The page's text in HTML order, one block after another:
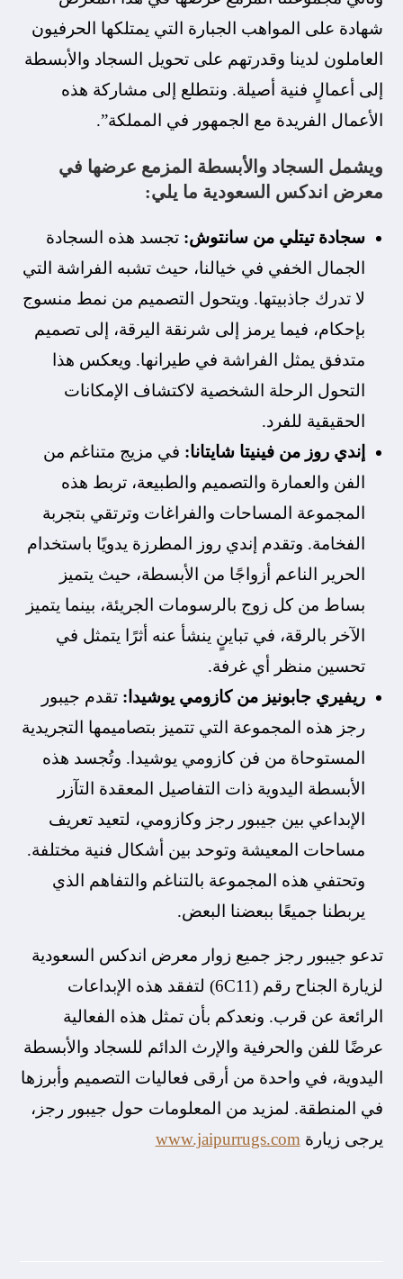
شهادة على المواهب الجبارة التي يمتلكها الحرفيون
العاملون لدينا وقدرتهم على تحويل السجاد والأبسطة
إلى أعمالٍ فنية أصيلة. ونتطلع إلى مشاركة هذه
الأعمال الفريدة مع الجمهور في المملكة”.
ويشمل السجاد والأبسطة المزمع عرضها في
معرض اندكس السعودية ما يلي:
سجادة تيتلي من سانتوش:تجسد هذه السجادة
الجمال الخفي في خيالنا، حيث تشبه الفراشة التي
لا تدرك جاذبيتها. ويتحول التصميم من نمط منسوج
بإحكام، فيما يرمز إلى شرنقة اليرقة، إلى تصميم
متدفق يمثل الفراشة في طيرانها. ويعكس هذا
التحول الرحلة الشخصية لاكتشاف الإمكانات
الحقيقية للفرد.
إندي روز من فينيتا شايتانا: في مزيج متناغم من
الفن والعمارة والتصميم والطبيعة، تربط هذه
المجموعة المساحات والفراغات وترتقي بتجربة
الفخامة. وتقدم إندي روز المطرزة يدويًا باستخدام
الحرير الناعم أزواجًا من الأبسطة، حيث يتميز
بساط من كل زوج بالرسومات الجريئة، بينما يتميز
الآخر بالرقة، في تباينٍ ينشأ عنه أثرًا يتمثل في
تحسين منظر أي غرفة.
ريفيري جابونيز من كازومي يوشيدا: تقدم جيبور
رجز هذه المجموعة التي تتميز بتصاميمها التجريدية
المستوحاة من فن كازومي يوشيدا. وتُجسد هذه
الأبسطة اليدوية ذات التفاصيل المعقدة التآزر
الإبداعي بين جيبور رجز وكازومي، لتعيد تعريف
مساحات المعيشة وتوحد بين أشكال فنية مختلفة.
وتحتفي هذه المجموعة بالتناغم والتفاهم الذي
يربطنا جميعًا ببعضنا البعض.
تدعو جيبور رجز جميع زوار معرض اندكس السعودية
لزيارة الجناح رقم (6C11) لتفقد هذه الإبداعات
الرائعة عن قرب. ونعدكم بأن تمثل هذه الفعالية
عرضًا للفن والحرفية والإرث الدائم للسجاد والأبسطة
اليدوية، في واحدة من أرقى فعاليات التصميم وأبرزها
في المنطقة. لمزيد من المعلومات حول جيبور رجز،
يرجى زيارة www.jaipurrugs.com